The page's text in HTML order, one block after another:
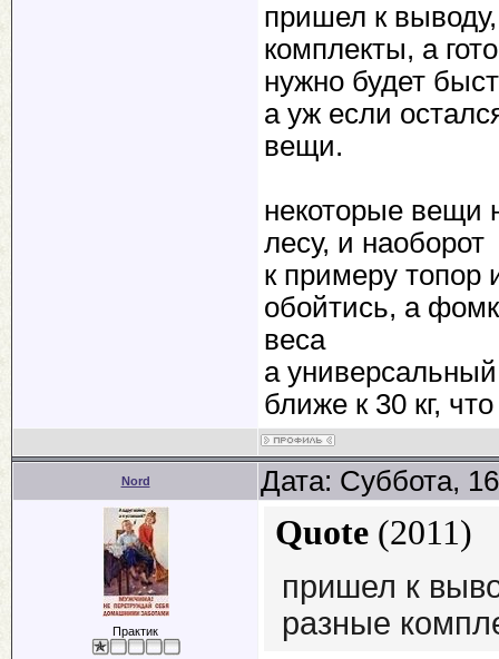
пришел к
комплекты, а
нужно будет
а уж если
вещи.
некоторые вещи
лесу, и наоборот
к примеру топор
обойтись, а
веса
а
ближе к 30 кг,
Nord Дата: Суббота,
Практик
Quote (2011)
пришел к
разные